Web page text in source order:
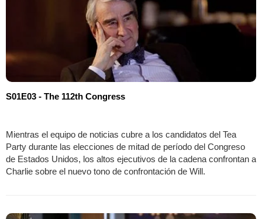
S01E03 - The 112th Congress
Mientras el equipo de noticias cubre a los candidatos del Tea
Party durante las elecciones de mitad de período del Congreso
de Estados Unidos, los altos ejecutivos de la cadena confrontan a
Charlie sobre el nuevo tono de confrontación de Will.